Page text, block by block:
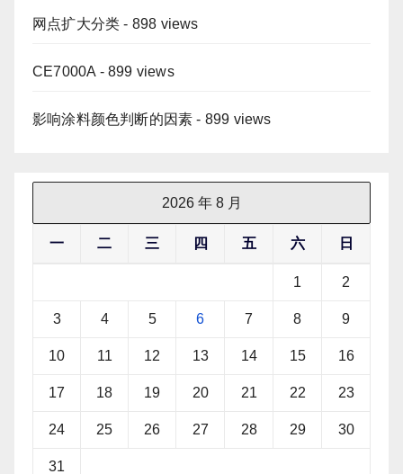
网点扩大分类 - 898 views
CE7000A - 899 views
影响涂料颜色判断的因素 - 899 views
2026 年 8 月
一 二 三 四 五 六 日
1 2
3 4 5 6 7 8 9
10 11 12 13 14 15 16
17 18 19 20 21 22 23
24 25 26 27 28 29 30
31